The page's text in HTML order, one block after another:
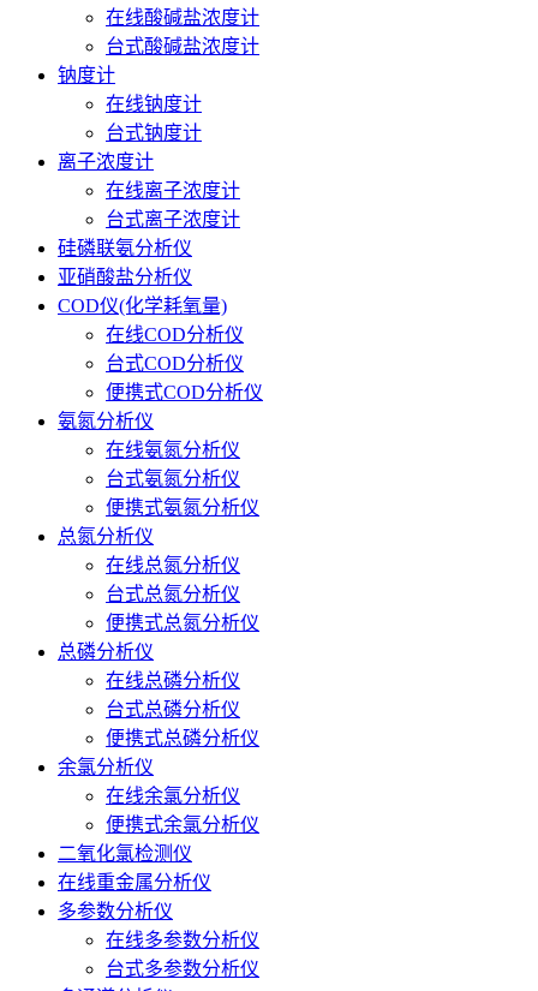
在线酸碱盐浓度计
台式酸碱盐浓度计
钠度计
在线钠度计
台式钠度计
离子浓度计
在线离子浓度计
台式离子浓度计
硅磷联氨分析仪
亚硝酸盐分析仪
COD仪(化学耗氧量)
在线COD分析仪
台式COD分析仪
便携式COD分析仪
氨氮分析仪
在线氨氮分析仪
台式氨氮分析仪
便携式氨氮分析仪
总氮分析仪
在线总氮分析仪
台式总氮分析仪
便携式总氮分析仪
总磷分析仪
在线总磷分析仪
台式总磷分析仪
便携式总磷分析仪
余氯分析仪
在线余氯分析仪
便携式余氯分析仪
二氧化氯检测仪
在线重金属分析仪
多参数分析仪
在线多参数分析仪
台式多参数分析仪